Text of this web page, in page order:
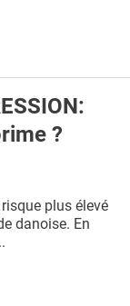
?
plus élevé
danoise. En